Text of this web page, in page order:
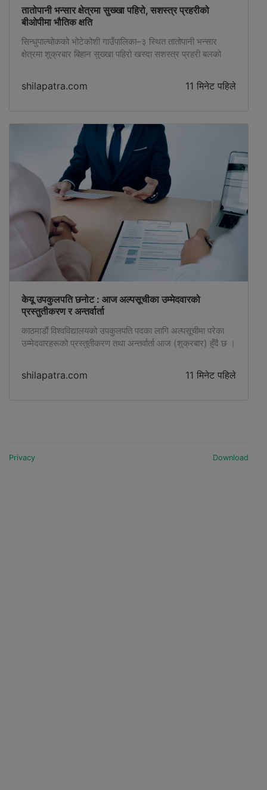
तातोपानी भन्सार क्षेत्रमा सुख्खा पहिरो, सशस्त्र प्रहरीको
बीओपीमा भौतिक क्षति
सिन्धुपाल्चोकको भोटेकोशी गाउँपालिका–३ स्थित तातोपानी भन्सार
क्षेत्रमा शुक्रबार बिहान सुख्खा पहिरो खस्दा सशस्त्र प्रहरी बलको
shilapatra.com 11 मिनेट पहिले
केयू उपकुलपति छनोट : आज अल्पसूचीका उम्मेदवारको
प्रस्तुतीकरण र अन्तर्वार्ता
काठमाडौं विश्वविद्यालयको उपकुलपति पदका लागि अल्पसूचीमा परेका
उम्मेदवारहरूको प्रस्तुतीकरण तथा अन्तर्वार्ता आज (शुक्रबार) हुँदै छ ।
shilapatra.com 11 मिनेट पहिले
Privacy Download